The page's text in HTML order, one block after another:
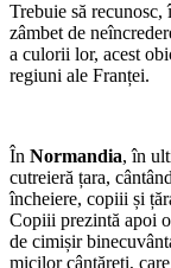
Trebuie să
zâmbet de
a culorii lor, acest
regiuni ale Franței.
În Normandia, în
cutreieră țara,
încheiere, copiii și
Copiii prezintă apoi
de cimișir
micilor cântăreți,